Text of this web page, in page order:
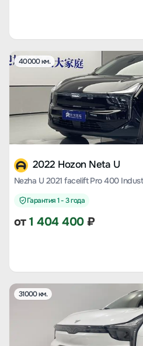
40000 км.
2022 Hozon Neta U
Nezha U 2021 facelift Pro 400
Гарантия 1 - 3 года
от1 404 400₽
31000 км.